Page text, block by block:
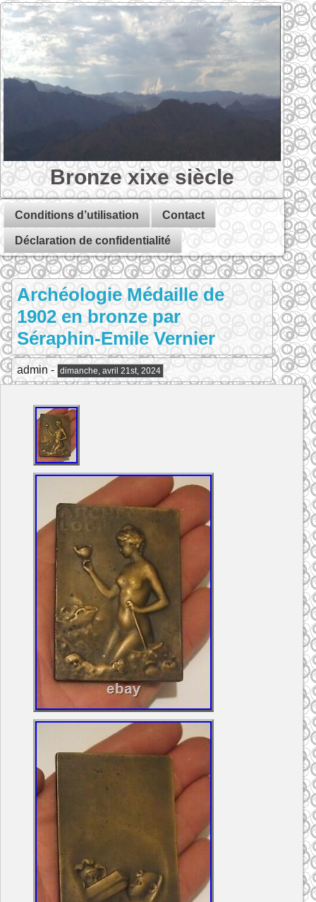
Bronze xixe siècle
Conditions d’utilisation Contact
Déclaration de confidentialité
Archéologie Médaille de
1902 en bronze par
Séraphin-Emile Vernier
admin - dimanche, avril 21st, 2024